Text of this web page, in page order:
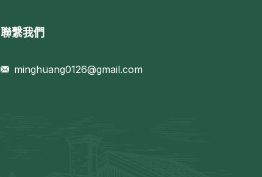
聯繫我們
minghuang0126@gmail.com